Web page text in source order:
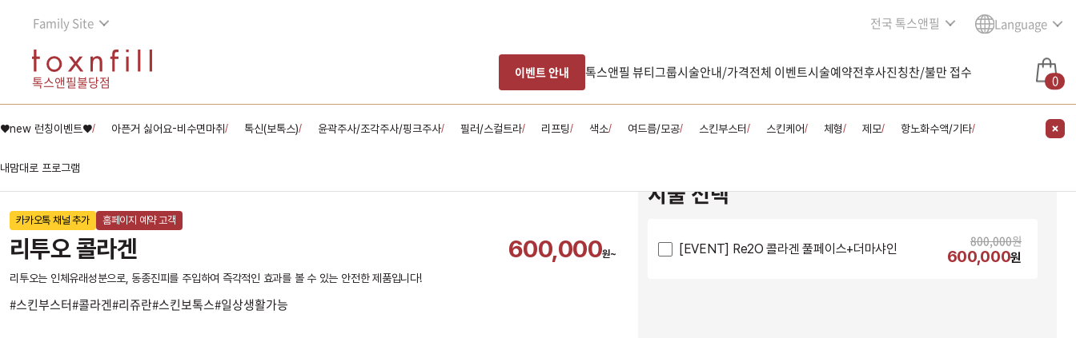
Family Site 전국 톡스앤필 Language
톡스앤필불당점
이벤트 안내 톡스앤필 뷰티그룹시술안내/가격전체 이벤트시술예약전후사진칭찬/불만 접수 0
♥new 런칭이벤트♥/ 아픈거 싫어요-비수면마취/ 톡신(보톡스)/ 윤곽주사/조각주사/핑크주사/ 필러/스컬트라/ 리프팅/ 색소/ 여드름/모공/ 스킨부스터/ 스킨케어/ 체형/ 제모/ 항노화수액/기타/
내맘대로 프로그램
카카오톡 채널 추가 홈페이지 예약 고객
리투오 콜라겐 600,000원~
리투오는 인체유래성분으로, 동종진피를 주입하여 즉각적인 효과를 볼 수 있는 안전한 제품입니다!
#스킨부스터#콜라겐#리쥬란#스킨보톡스#일상생활가능
시술 선택
[EVENT] Re2O 콜라겐 풀페이스+더마샤인 800,000원
600,000원